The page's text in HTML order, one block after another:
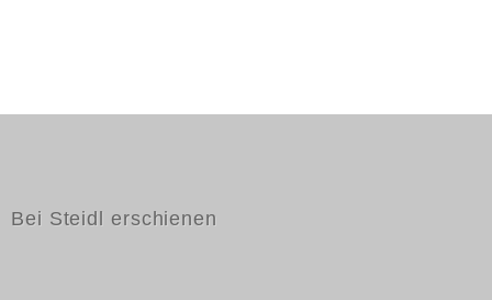
Bei Steidl erschienen